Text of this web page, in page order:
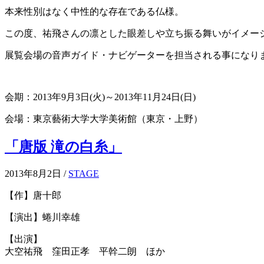
本来性別はなく中性的な存在である仏様。
この度、祐飛さんの凛とした眼差しや立ち振る舞いがイメー
展覧会場の音声ガイド・ナビゲーターを担当される事になり
会期：2013年9月3日(火)～2013年11月24日(日)
会場：東京藝術大学大学美術館（東京・上野）
「唐版 滝の白糸」
2013年8月2日 / STAGE
【作】唐十郎
【演出】蜷川幸雄
【出演】
大空祐飛 窪田正孝 平幹二朗 ほか